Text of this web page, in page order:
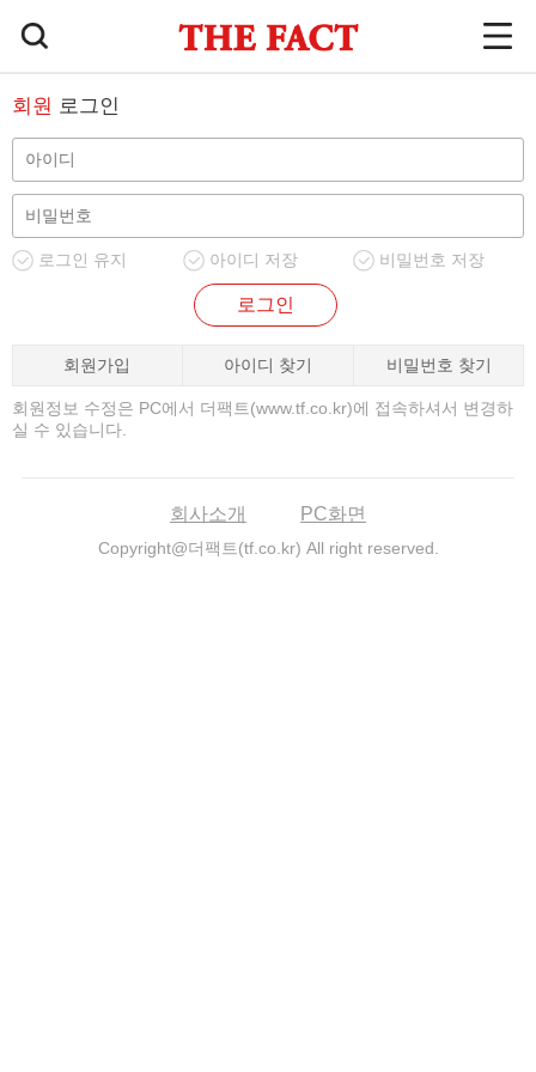
회원 로그인
로그인 유지 아이디 저장 비밀번호 저장
로그인
회원가입 아이디 찾기 비밀번호 찾기
회원정보 수정은 PC에서 더팩트(www.tf.co.kr)에 접속하셔서 변경하
실 수 있습니다.
회사소개 PC화면
Copyright@더팩트(tf.co.kr) All right reserved.